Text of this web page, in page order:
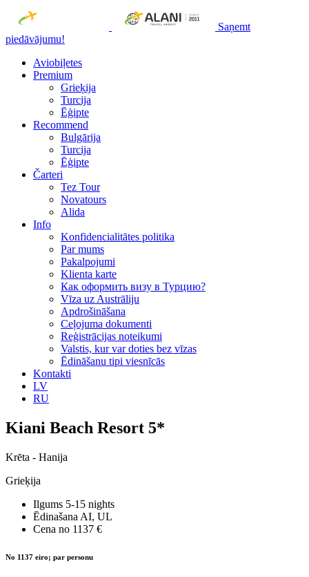
Saņemt
piedāvājumu!
Aviobiļetes
Premium
Grieķija
Turcija
Ēģipte
Recommend
Bulgārija
Turcija
Ēģipte
Čarteri
Tez Tour
Novatours
Alida
Info
Konfidencialitātes politika
Par mums
Рakalpojumi
Klienta karte
Как оформить визу в Турцию?
Vīza uz Austrāliju
Apdrošināšana
Ceļojuma dokumenti
Reģistrācijas noteikumi
Valstis, kur var doties bez vīzas
Ēdināšanu tipi viesnīcās
Kontakti
LV
RU
Kiani Beach Resort 5*
Krēta - Hanija
Grieķija
Ilgums 5-15 nights
Ēdinašana AI, UL
Cena no 1137 €
No 1137 eiro; par personu